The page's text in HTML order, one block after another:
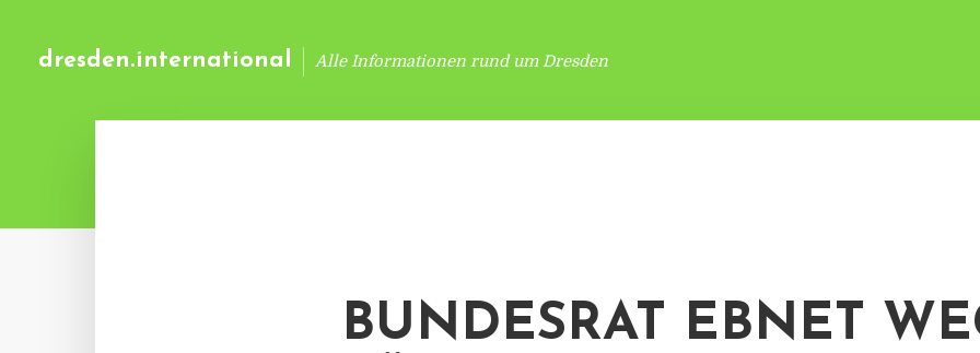
dresden.international Alle Informationen rund um Dresden
BUNDESRAT EBNET